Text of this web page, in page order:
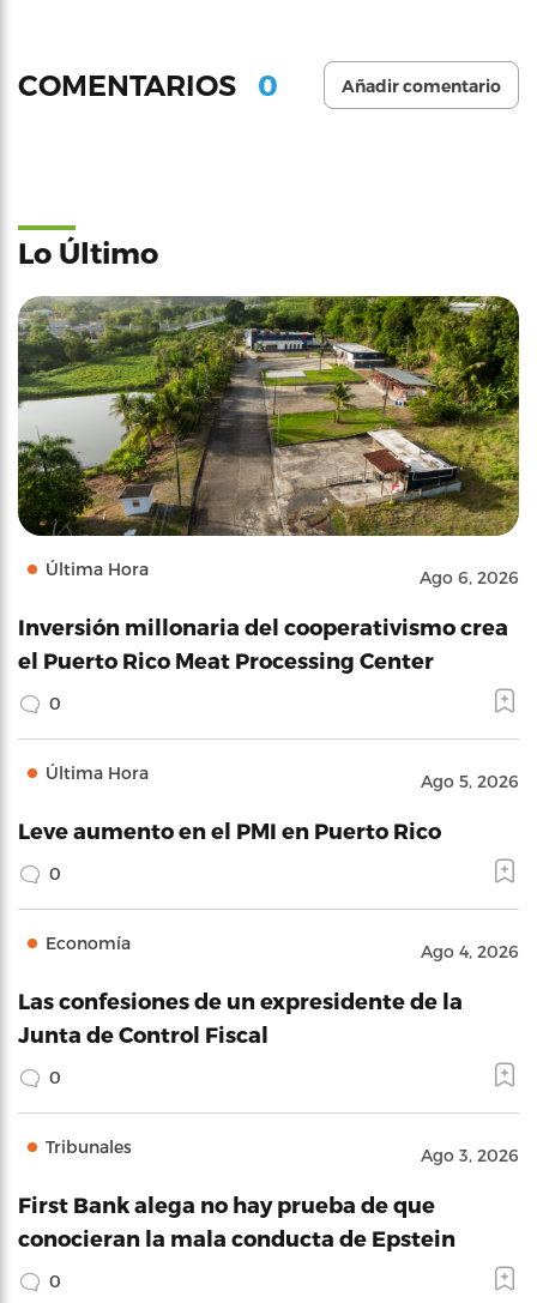
COMENTARIOS 0 Añadir comentario
Lo Último
Última Hora Ago 6, 2026
Inversión millonaria del cooperativismo crea
el Puerto Rico Meat Processing Center
0
Última Hora Ago 5, 2026
Leve aumento en el PMI en Puerto Rico
0
Economía Ago 4, 2026
Las confesiones de un expresidente de la
Junta de Control Fiscal
0
Tribunales Ago 3, 2026
First Bank alega no hay prueba de que
conocieran la mala conducta de Epstein
0